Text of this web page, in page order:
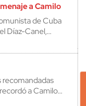
a Camilo
de Cuba
Díaz-Canel,…
recomandadas
a Camilo…